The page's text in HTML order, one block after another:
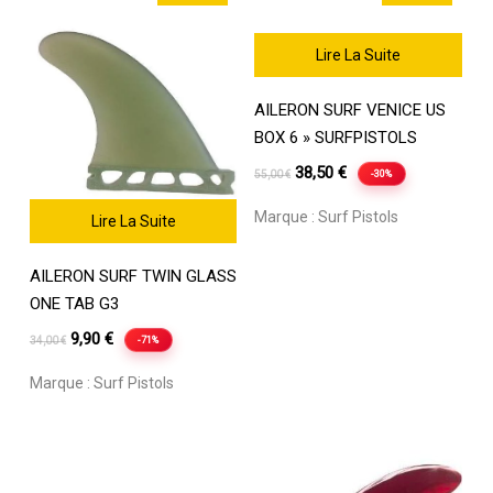
Lire La Suite
AILERON SURF TWIN GLASS
ONE TAB G3
34,00€ Le
initial
9,90 €Le
prix
actuel
-71%
Marque : Surf Pistols
Lire La Suite
AILERON SURF VENICE US
BOX 6 » SURFPISTOLS
55,00€ Le
initial
38,50€Le
prix
actuel
-30%
Marque :Surf Pistols